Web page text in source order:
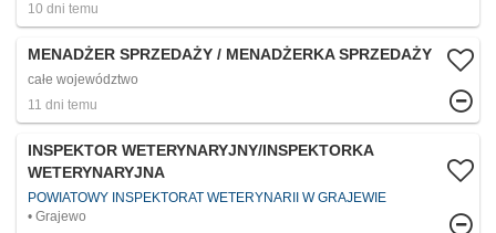
10 dni temu
MENADŻER SPRZEDAŻY / MENADŻERKA SPRZEDAŻY
całe województwo
11 dni temu
INSPEKTOR WETERYNARYJNY/INSPEKTORKA
WETERYNARYJNA
POWIATOWY INSPEKTORAT WETERYNARII W GRAJEWIE
Grajewo